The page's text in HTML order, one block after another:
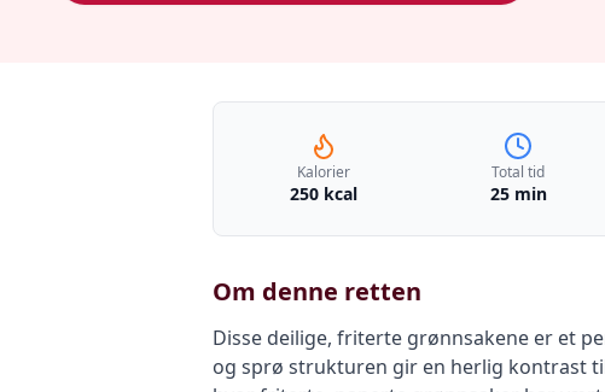
Kalorier
250 kcal
Total tid
25 min
Om denne retten
Disse deilige, friterte grønnsakene er et
og sprø strukturen gir en herlig kontrast